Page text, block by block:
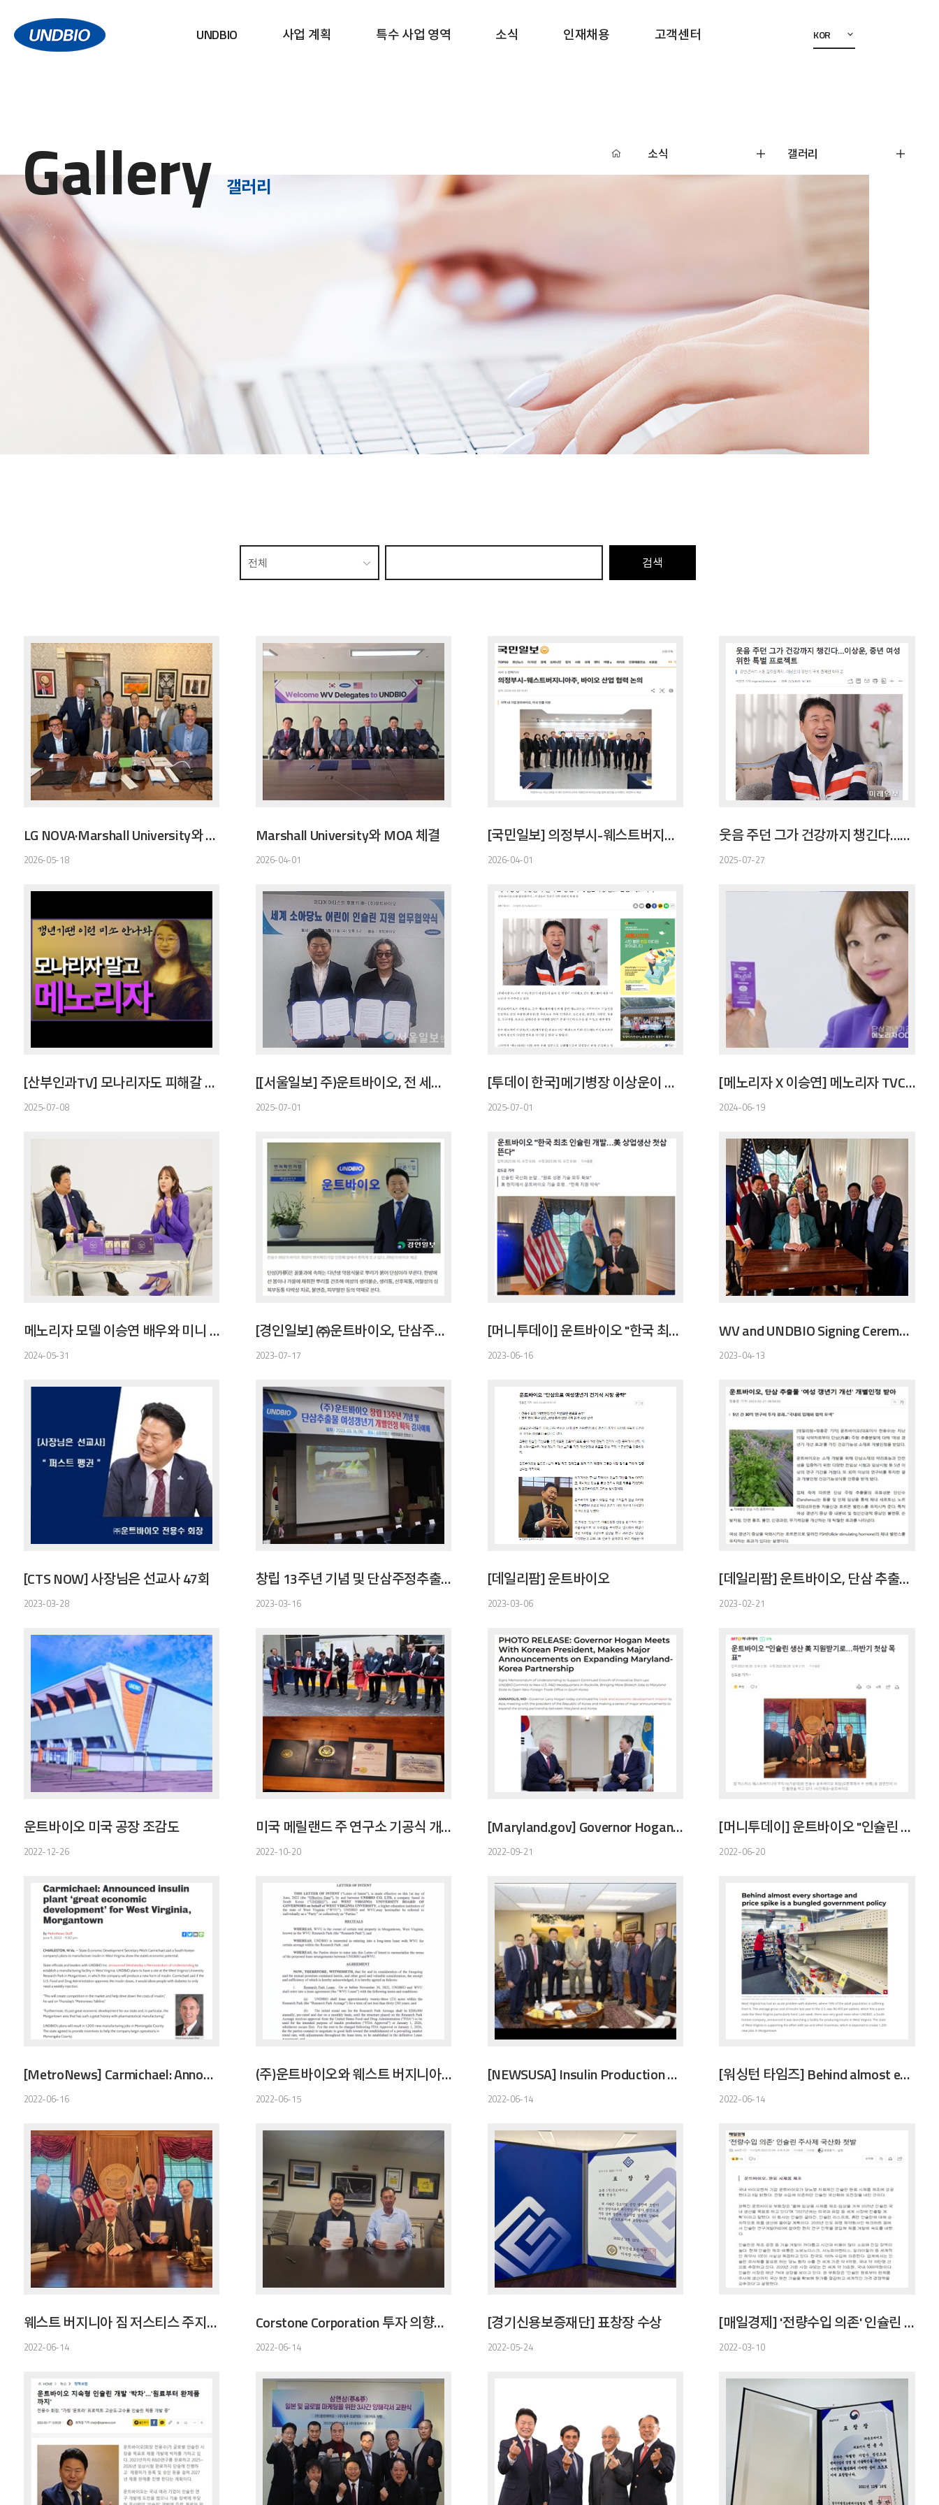
UNDBIO 사업 계획 특수 사업 영역 소식 인재채용 고객센터 KOR
Gallery 갤러리
소식 갤러리
LG NOVA·Marshall University와 MOU 체결
2026-05-18
Marshall University와 MOA 체결
2026-04-01
[국민일보] 의정부시-웨스트버지니아주, 바이오 산업 협력 논의
2026-04-01
웃음 주던 그가 건강까지 챙긴다…이상운, 중년 여성 위한 특별 프로젝트
2025-07-27
[산부인과TV] 모나리자도 피해갈 수 없는 갱년기, 메노리자로 해결
2025-07-08
[[서울일보] 주)운트바이오, 전 세계 소아당뇨 어린이에게 인슐린 기부 협약
2025-07-01
[투데이 한국]메기병장 이상운이 전하는 갱년기 해법... 이승연도 믿은 '메노리자'
2025-07-01
[메노리자 X 이승연] 메노리자 TVCF - 30s
2024-06-19
메노리자 모델 이승연 배우와 미니 토크쇼
2024-05-31
[경인일보] ㈜운트바이오, 단삼주정추출물 갱년기 여성 건강기능성 인정받아
2023-07-17
[머니투데이] 운트바이오 "한국 최초 인슐린 개발...美 상업생산 첫삽 뜬다"
2023-06-16
WV and UNDBIO Signing Ceremony
2023-04-13
[CTS NOW] 사장님은 선교사 47회
2023-03-28
창립 13주년 기념 및 단삼주정추출분말 개별인정 획득 감사예배
2023-03-16
[데일리팜] 운트바이오
2023-03-06
[데일리팜] 운트바이오, 단삼 추출물 '여성 갱년기 개선' 개별인정 받아
2023-02-21
운트바이오 미국 공장 조감도
2022-12-26
미국 메릴랜드 주 연구소 기공식 개최
2022-10-20
[Maryland.gov] Governor Hogan Meets With Korean President, Makes Major Announcements on Expanding Maryland-Korea Partnership
2022-09-21
[머니투데이] 운트바이오 "인슐린 생산 美 지원받기로…하반기 첫삽 목표"
2022-06-20
[MetroNews] Carmichael: Announced insulin plant ‘great economic development’ for West Virginia, Morgantown
2022-06-16
(주)운트바이오와 웨스트 버지니아 LOI 체결
2022-06-15
[NEWSUSA] Insulin Production of UNDBIO Supported by Sen. Manchin and WV Officials
2022-06-14
[워싱턴 타임즈] Behind almost every shortage and price spike is a bungled government policy
2022-06-14
웨스트 버지니아 짐 저스티스 주지사와의 만남
2022-06-14
Corstone Corporation 투자 의향서 체결
2022-06-14
[경기신용보증재단] 표창장 수상
2022-05-24
[매일경제] '전량수입 의존' 인슐린 주사제 국산화 첫발
2022-03-10